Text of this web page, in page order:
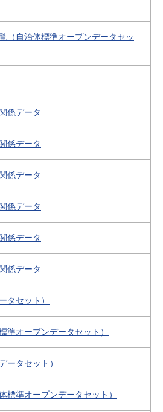
（自治体標準オープンデータセッ
係データ
係データ
係データ
係データ
係データ
係データ
タセット）
準オープンデータセット）
ータセット）
標準オープンデータセット）